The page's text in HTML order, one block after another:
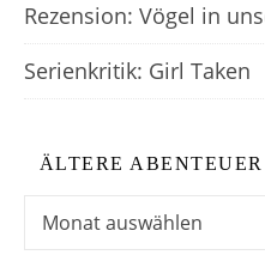
Rezension: Vögel in
Serienkritik: Girl Taken
ÄLTERE